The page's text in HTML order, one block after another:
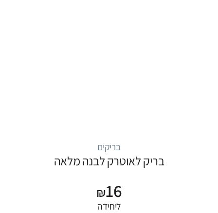
בריקים
בריק לאוטרק לבנה מלאה
₪16
ליחידה